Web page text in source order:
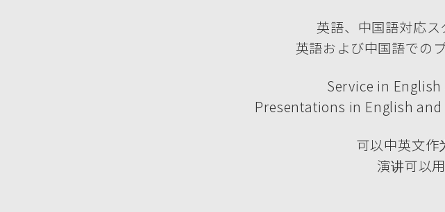
英語、中国語対応ス
英語および中国語での
Service in
Presentations in English
可以中英文作
演讲可以